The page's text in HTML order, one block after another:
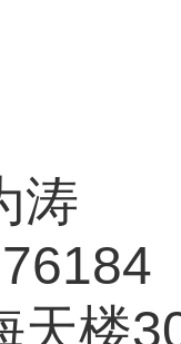
涛
天楼